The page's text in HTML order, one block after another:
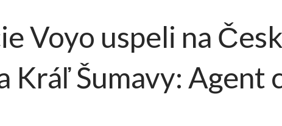
Voyo uspeli na
Kráľ Šumavy: Agent